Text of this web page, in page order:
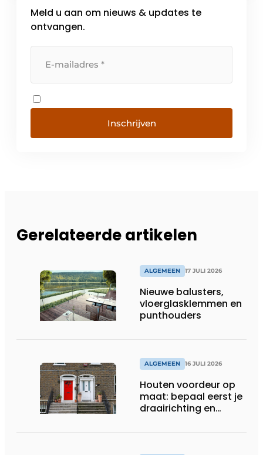
Meld u aan om nieuws & updates te
ontvangen.
Inschrijven
Gerelateerde artikelen
ALGEMEEN 17 JULI 2026
Nieuwe balusters,
vloerglasklemmen en
punthouders
ALGEMEEN 16 JULI 2026
Houten voordeur op
maat: bepaal eerst je
draairichting en